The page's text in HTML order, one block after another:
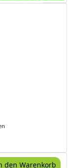
den Warenkorb